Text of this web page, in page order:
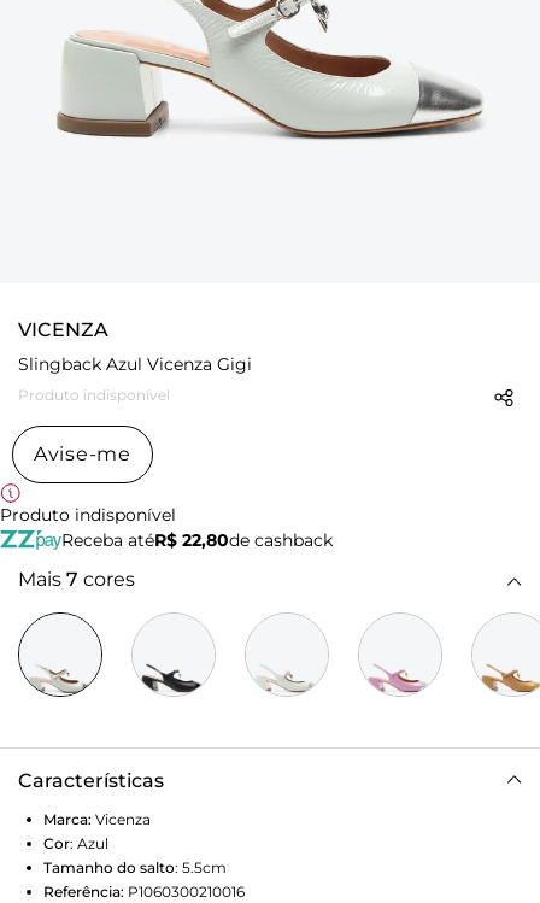
VICENZA
Slingback Azul Vicenza Gigi
Produto indisponível
Avise-me
Produto indisponível
Receba atéR$ 22,80de cashback
Mais 7 cores
Características
Marca: Vicenza
Cor: Azul
Tamanho do salto: 5.5cm
Referência: P1060300210016